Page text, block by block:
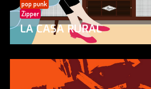
pop punk
Zipper
LA CASA RURAL